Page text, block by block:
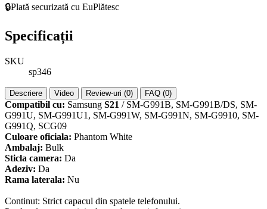
🔒Plată securizată cu EuPlătesc
Specificații
SKU
sp346
Descriere Video Review-uri (0) FAQ (0)
Compatibil cu: Samsung S21 / SM-G991B, SM-G991B/DS, SM-
G991U, SM-G991U1, SM-G991W, SM-G991N, SM-G9910, SM-
G991Q, SCG09
Culoare oficiala: Phantom White
Ambalaj: Bulk
Sticla camera: Da
Adeziv: Da
Rama laterala: Nu
Continut: Strict capacul din spatele telefonului.